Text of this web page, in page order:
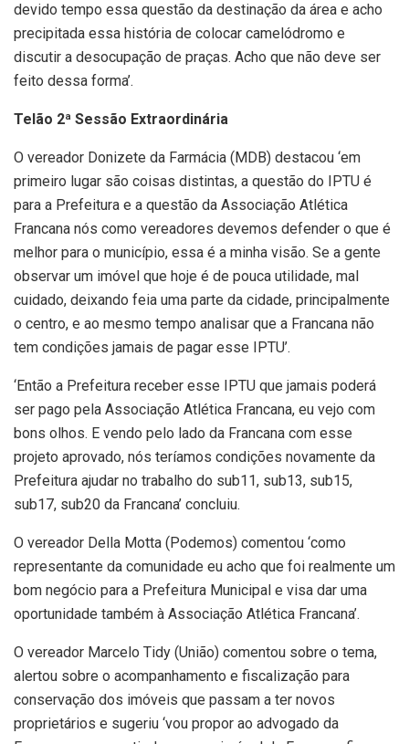
devido tempo essa questão da destinação da área e acho
precipitada essa história de colocar camelódromo e
discutir a desocupação de praças. Acho que não deve ser
feito dessa forma’.
Telão 2ª Sessão Extraordinária
O vereador Donizete da Farmácia (MDB) destacou ‘em
primeiro lugar são coisas distintas, a questão do IPTU é
para a Prefeitura e a questão da Associação Atlética
Francana nós como vereadores devemos defender o que é
melhor para o município, essa é a minha visão. Se a gente
observar um imóvel que hoje é de pouca utilidade, mal
cuidado, deixando feia uma parte da cidade, principalmente
o centro, e ao mesmo tempo analisar que a Francana não
tem condições jamais de pagar esse IPTU’.
‘Então a Prefeitura receber esse IPTU que jamais poderá
ser pago pela Associação Atlética Francana, eu vejo com
bons olhos. E vendo pelo lado da Francana com esse
projeto aprovado, nós teríamos condições novamente da
Prefeitura ajudar no trabalho do sub11, sub13, sub15,
sub17, sub20 da Francana’ concluiu.
O vereador Della Motta (Podemos) comentou ‘como
representante da comunidade eu acho que foi realmente um
bom negócio para a Prefeitura Municipal e visa dar uma
oportunidade também à Associação Atlética Francana’.
O vereador Marcelo Tidy (União) comentou sobre o tema,
alertou sobre o acompanhamento e fiscalização para
conservação dos imóveis que passam a ter novos
proprietários e sugeriu ‘vou propor ao advogado da